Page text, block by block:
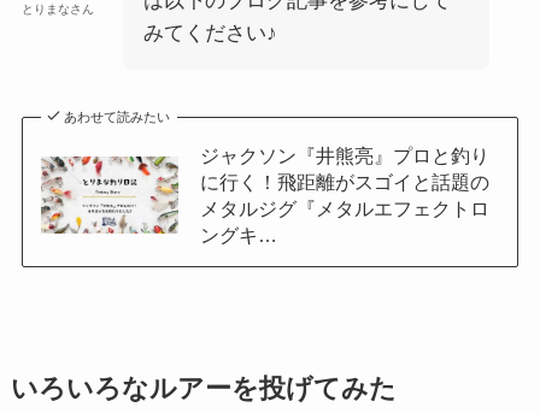
とりまなさん
みてください♪
あわせて読みたい
ジャクソン『井熊亮』プロと釣り
に行く！飛距離がスゴイと話題の
メタルジグ『メタルエフェクトロ
ングキ…
いろいろなルアーを投げてみた